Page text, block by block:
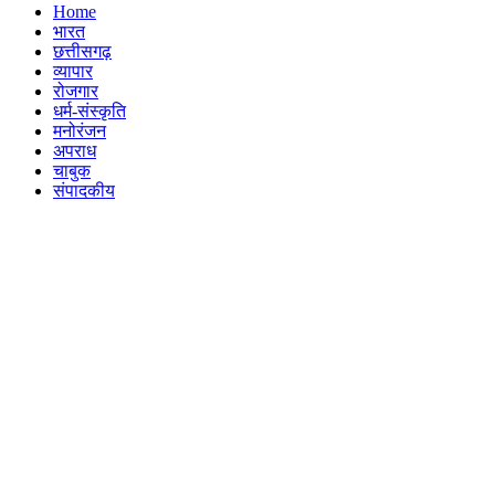
Menu
Home
भारत
छत्तीसगढ़
व्यापार
रोजगार
धर्म-संस्कृति
मनोरंजन
अपराध
चाबुक
संपादकीय